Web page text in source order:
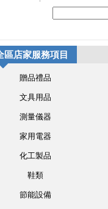
區店家服務項目
贈品禮品
文具用品
測量儀器
家用電器
化工製品
鞋類
節能設備